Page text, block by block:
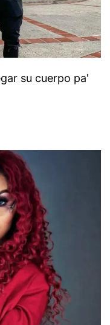
su cuerpo pa'